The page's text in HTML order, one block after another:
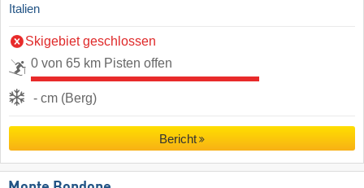
Italien
Skigebiet geschlossen
0 von 65 km Pisten offen
- cm (Berg)
Bericht